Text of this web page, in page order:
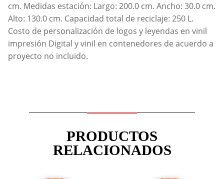
cm. Medidas estación: Largo: 200.0 cm. Ancho: 30.0 cm.
Alto: 130.0 cm. Capacidad total de reciclaje: 250 L.
Costo de personalización de logos y leyendas en vinil
impresión Digital y vinil en contenedores de acuerdo a
proyecto no incluido.
PRODUCTOS
RELACIONADOS